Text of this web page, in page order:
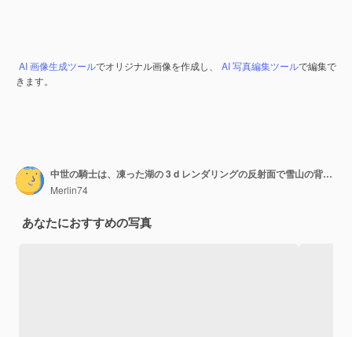
AI 画像生成ツールでオリジナル画像を作成し、 AI 写真編集ツールで編集で
きます。
中世の騎士は、凍った湖の 3 d レンダリングの反射面で雪山の背景にある火を吐くドラゴンと戦う
Merlin74
あなたにおすすめの写真